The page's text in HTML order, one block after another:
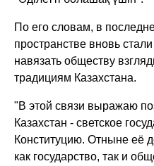
По его словам, в
пространстве вновь
навязать обществу
традициям Казахстана.
"В этой связи выражаю
Казахстан - светское
Конституцию. Отныне её
как государство, так и